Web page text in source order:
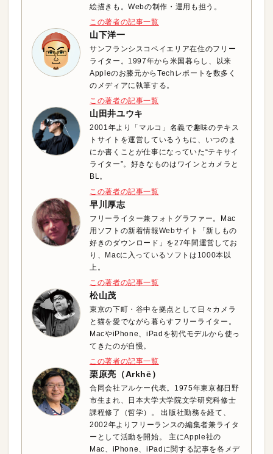
絵描きも。Webの制作・運用も担う。
この著者の記事一覧
山下洋一
サンフランシスコベイエリア在住のフリー
ライター。1997年から米国暮らし、以来
Appleのお膝元からTechレポートを数多く
のメディアに執筆する。
この著者の記事一覧
山田井ユウキ
2001年より「マルコ」名義で趣味のテキス
トサイトを運営しているうちに、いつのま
にか書くことが仕事になっていた“テキサイ
ライター”。好きなものはワインとカメラと
BL。
この著者の記事一覧
早川厚志
フリーライター兼フォトグラファー。Mac
用ソフトの新着情報Webサイト「新しもの
好きのダウンロード」を27年間運営してお
り、Macに入っているソフトは1000本以
上。
この著者の記事一覧
松山茂
東京の下町・谷中を拠点として日々カメラ
と猫を愛でながら暮らすフリーライター。
MacやiPhone、iPadを初代モデルから使っ
てきたのが自慢。
この著者の記事一覧
栗原亮（Arkhē）
合同会社アルケー代表。1975年東京都日野
市生まれ、日本大学大学院文学研究科修士
課程修了（哲学）。 出版社勤務を経て、
2002年よりフリーランスの編集者兼ライタ
ーとして活動を開始。 主にApple社の
Mac、iPhone、iPadに関する記事を各メデ